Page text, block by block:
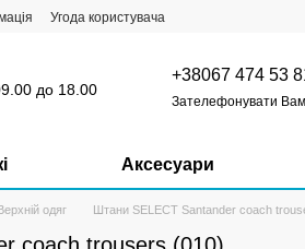
Угода користувача
до 18.00
+38067 474 53
Зателефонувати
Аксесуари
одяг Штани SELECT Santander coach